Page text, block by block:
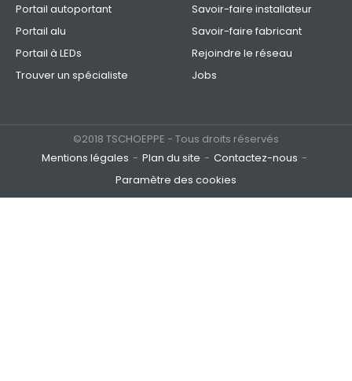
Portail autoportant
Portail alu
Portail à LEDs
Trouver un spécialiste
Savoir-faire installateur
Savoir-faire fabricant
Rejoindre le réseau
Jobs
©2018 TSCHOEPPE - Tous droits réservés
Mentions légales
Plan du site
Contactez-nous
Paramètre des cookies